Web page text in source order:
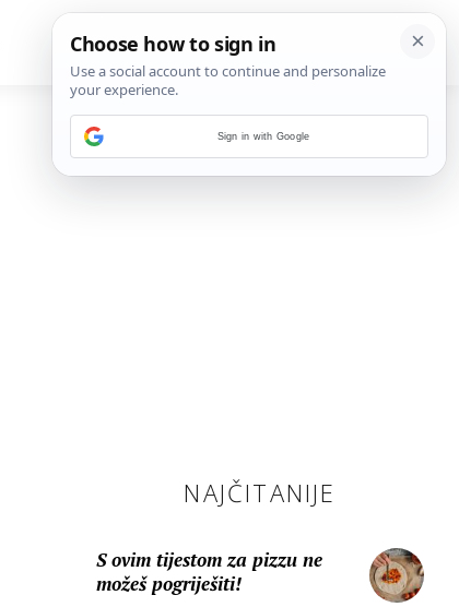
NAJČITANIJE
S ovim tijestom za pizzu ne
možeš pogriješiti!
Sign in with Google